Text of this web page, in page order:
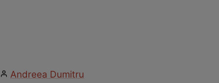
Andreea Dumitru